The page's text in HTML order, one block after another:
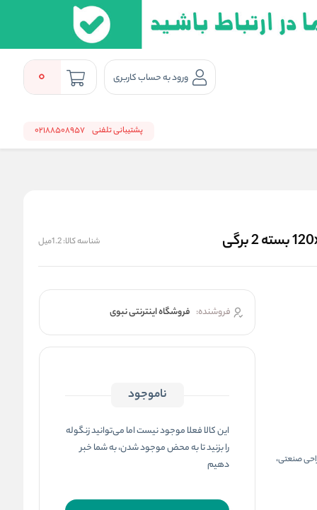
ورود به حساب کاربری 0
پشتیبانی تلفنی 02188508957
شناسه کالا:1.2میل
صنعتی،
فروشنده: فروشگاه اینترنتی نبوی
ناموجود
این کالا فعلا موجود نیست اما می‌توانید زنگوله
را بزنید تا به محض موجود شدن، به شما خبر
دهیم